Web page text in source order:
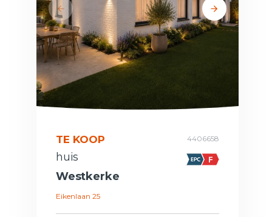
TE KOOP 4406658
huis
Westkerke
Eikenlaan 25